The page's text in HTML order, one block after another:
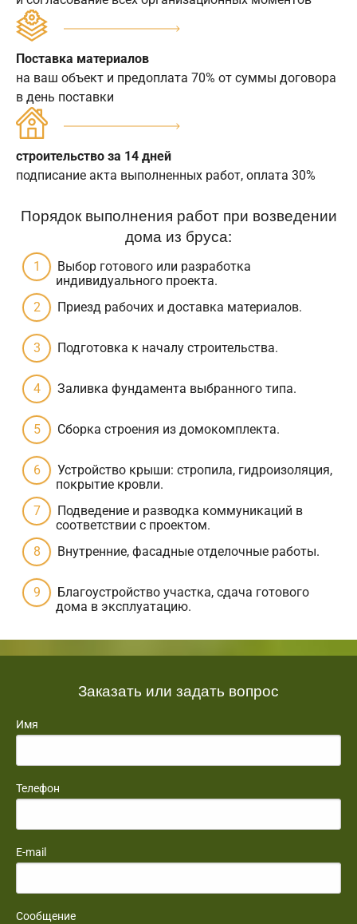
Поставка материалов
на ваш объект и предоплата 70% от суммы договора
в день поставки
строительство за 14 дней
подписание акта выполненных работ, оплата 30%
Порядок выполнения работ при возведении
дома из бруса:
Выбор готового или разработка
индивидуального проекта.
Приезд рабочих и доставка материалов.
Подготовка к началу строительства.
Заливка фундамента выбранного типа.
Сборка строения из домокомплекта.
Устройство крыши: стропила, гидроизоляция,
покрытие кровли.
Подведение и разводка коммуникаций в
соответствии с проектом.
Внутренние, фасадные отделочные работы.
Благоустройство участка, сдача готового
дома в эксплуатацию.
Заказать или задать вопрос
Имя
Телефон
E-mail
Сообщение